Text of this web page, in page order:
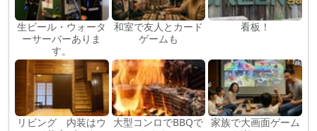
生ビール・ウォータ
ーサーバーありま
す。
和室で友人とカード
ゲームも
看板！
リビング 内装はウ
大型コンロでBBQで 家族で大画面ゲーム